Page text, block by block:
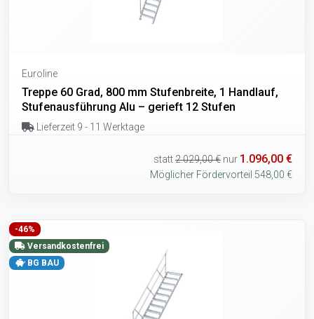
Euroline
Treppe 60 Grad, 800 mm Stufenbreite, 1 Handlauf,
Stufenausführung Alu – gerieft 12 Stufen
Lieferzeit 9 - 11 Werktage
statt2.029,00 € nur 1.096,00 €
Möglicher Fördervorteil 548,00 €
-46%
Versandkostenfrei
BG BAU